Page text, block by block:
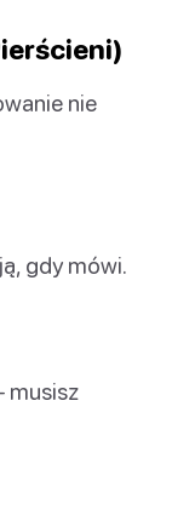
nie
gdy mówi.
musisz